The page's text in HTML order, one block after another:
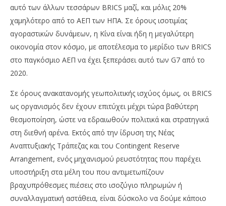
αυτό των άλλων τεσσάρων BRICS μαζί, και μόλις 20%
χαμηλότερο από το ΑΕΠ των ΗΠΑ. Σε όρους ισοτιμίας
αγοραστικών δυνάμεων, η Κίνα είναι ήδη η μεγαλύτερη
οικονομία στον κόσμο, με αποτέλεσμα το μερίδιο των BRICS
στο παγκόσμιο ΑΕΠ να έχει ξεπεράσει αυτό των G7 από το
2020.
Σε όρους ανακατανομής γεωπολιτικής ισχύος όμως, οι BRICS
ως οργανισμός δεν έχουν επιτύχει μέχρι τώρα βαθύτερη
θεσμοποίηση, ώστε να εδραιωθούν πολιτικά και στρατηγικά
στη διεθνή αρένα. Εκτός από την ίδρυση της Νέας
Αναπτυξιακής Τράπεζας και του Contingent Reserve
Arrangement, ενός μηχανισμού ρευστότητας που παρέχει
υποστήριξη στα μέλη του που αντιμετωπίζουν
βραχυπρόθεσμες πιέσεις στο ισοζύγιο πληρωμών ή
συναλλαγματική αστάθεια, είναι δύσκολο να δούμε κάποιο